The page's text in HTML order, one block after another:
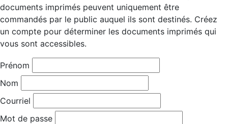
documents imprimés peuvent uniquement être
commandés par le public auquel ils sont destinés. Créez
un compte pour déterminer les documents imprimés qui
vous sont accessibles.
Prénom
Nom
Courriel
Mot de passe